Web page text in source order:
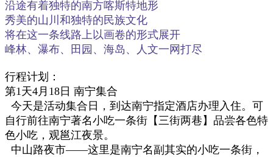
沿途有着独特的南方喀斯特地形
秀美的山川和独特的民族文化
将在这一条线路上以画卷的形式展开
峰林、瀑布、田园、海岛、人文一网打尽
行程计划：
第1天4月18日 南宁集合
今天是活动集合日，到达南宁指定酒店办理入住。可
自行前往南宁著名小吃一条街 【三街两巷】 品尝各色特
色小吃，观邕江夜景。
中山路夜市——这里是南宁名副其实的小吃一条街，